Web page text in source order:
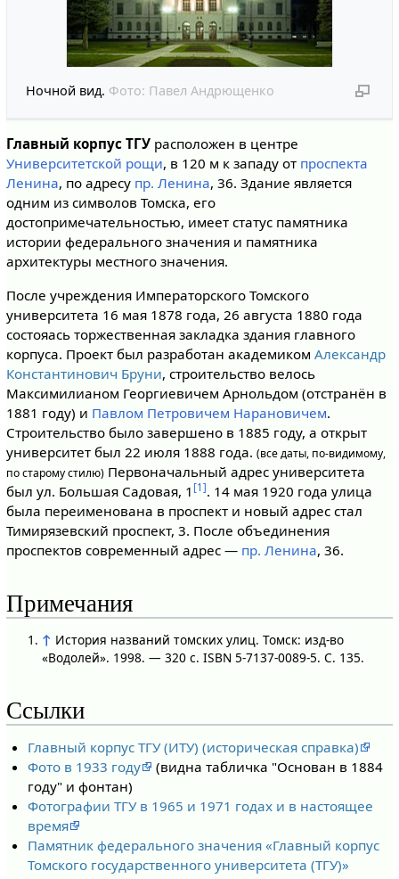
Ночной вид. Фото: Павел Андрющенко
Главный корпус ТГУрасположен в центре
Университетской рощи, в 120 м к западу от проспекта
Ленина, по адресу пр. Ленина, 36. Здание является
одним из символов Томска, его
достопримечательностью, имеет статус памятника
истории федерального значения и памятника
архитектуры местного значения.
После учреждения Императорского Томского
университета 16 мая 1878 года, 26 августа 1880 года
состояась торжественная закладка здания главного
корпуса. Проект был разработан академиком Александр
Константинович Бруни, строительство велось
Максимилианом Георгиевичем Арнольдом (отстранён в
1881 году) и Павлом Петровичем Нарановичем.
Строительство было завершено в 1885 году, а открыт
университет был 22 июля 1888 года. (все даты, по-видимому,
по старому стилю)Первоначальный адрес университета
был ул. Большая Садовая, 1 [1]. 14 мая 1920 года улица
была переименована в проспект и новый адрес стал
Тимирязевский проспект, 3. После объединения
проспектов современный адрес — пр. Ленина, 36.
Примечания
↑ История названий томских улиц. Томск: изд-во
«Водолей». 1998. — 320 с. ISBN 5-7137-0089-5. С. 135.
Ссылки
Главный корпус ТГУ (ИТУ) (историческая справка)
Фото в 1933 году
(видна табличка "Основан в 1884
году" и фонтан)
Фотографии ТГУ в 1965 и 1971 годах и в настоящее
время
Памятник федерального значения «Главный корпус
Томского государственного университета (ТГУ)»